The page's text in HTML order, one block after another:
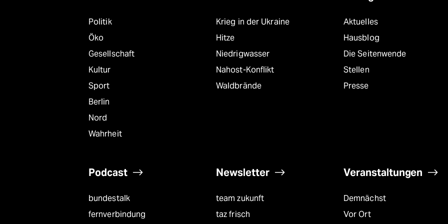
Politik
Öko
Gesellschaft
Kultur
Sport
Berlin
Nord
Wahrheit
Krieg in der Ukraine
Hitze
Niedrigwasser
Nahost-Konflikt
Waldbrände
Aktuelles
Hausblog
Die Seitenwende
Stellen
Presse
Podcast
bundestalk
fernverbindung
Newsletter
team zukunft
taz frisch
Veranstaltungen
Demnächst
Vor Ort